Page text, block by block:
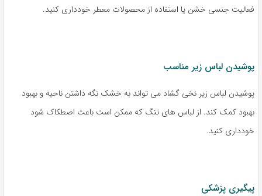
فعالیت جنسی خشن یا استفاده از محصولات معطر خودداری کنید.
پوشیدن لباس زیر مناسب
پوشیدن لباس زیر نخی گشاد می تواند به خشک نگه داشتن ناحیه و بهبود
بهبود کمک کند. از لباس های تنگ که ممکن است باعث اصطکاک شود
خودداری کنید.
پیگیری پزشکی